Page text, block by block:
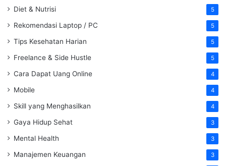
Diet & Nutrisi 5
Rekomendasi Laptop / PC 5
Tips Kesehatan Harian 5
Freelance & Side Hustle 5
Cara Dapat Uang Online 4
Mobile 4
Skill yang Menghasilkan 4
Gaya Hidup Sehat 3
Mental Health 3
Manajemen Keuangan 3